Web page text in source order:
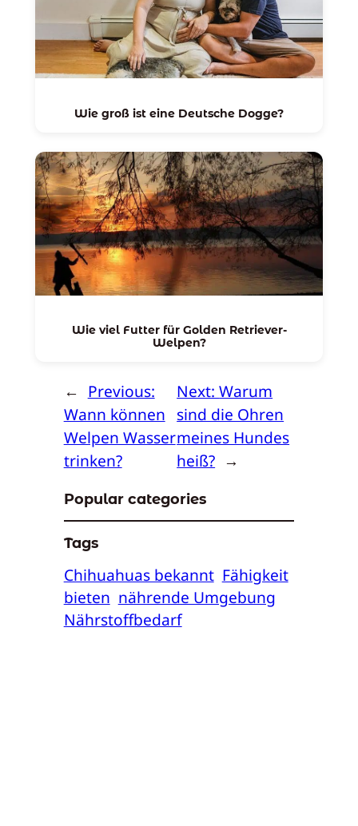
Wie groß ist eine Deutsche Dogge?
Wie viel Futter für Golden Retriever-
Welpen?
← Previous:
Wann können
Welpen Wasser
trinken?
Next:Warum
sind die Ohren
meines Hundes
heiß? →
Popular categories
Tags
Chihuahuas bekannt Fähigkeit
bieten nährende Umgebung
Nährstoffbedarf